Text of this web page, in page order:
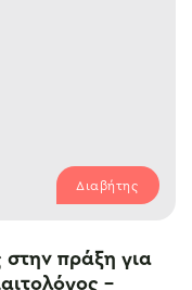
Διαβήτης
στην πράξη για
–